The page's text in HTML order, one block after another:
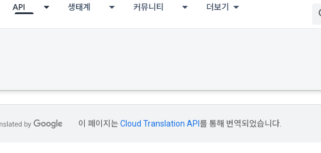
API 생태계 커뮤니티 더보기
이 페이지는Cloud Translation API 를 통해 번역되었습니다.